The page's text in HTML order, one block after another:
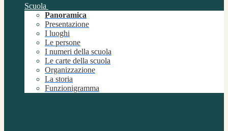
Scuola
Panoramica
Presentazione
I luoghi
Le persone
I numeri della scuola
Le carte della scuola
Organizzazione
La storia
Funzionigramma